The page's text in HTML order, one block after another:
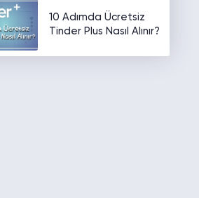
10 Adımda Ücretsiz
Tinder Plus Nasıl Alınır?